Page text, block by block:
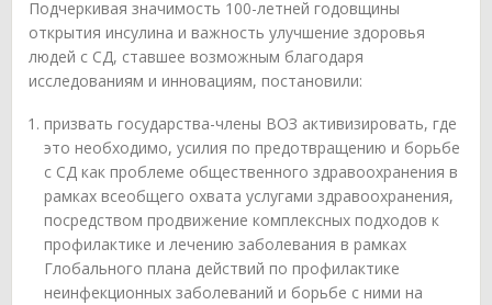
Подчеркивая значимость 100-летней годовщины
открытия инсулина и важность улучшение здоровья
людей с СД, ставшее возможным благодаря
исследованиям и инновациям, постановили:
призвать государства-члены ВОЗ активизировать, где
это необходимо, усилия по предотвращению и борьбе
с СД как проблеме общественного здравоохранения в
рамках всеобщего охвата услугами здравоохранения,
посредством продвижение комплексных подходов к
профилактике и лечению заболевания в рамках
Глобального плана действий по профилактике
неинфекционных заболеваний и борьбе с ними на